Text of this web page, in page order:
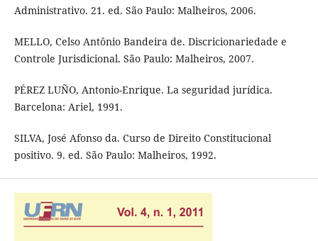
Administrativo. 21. ed. São Paulo: Malheiros, 2006.
MELLO, Celso Antônio Bandeira de. Discricionariedade e
Controle Jurisdicional. São Paulo: Malheiros, 2007.
PÉREZ LUÑO, Antonio-Enrique. La seguridad jurídica.
Barcelona: Ariel, 1991.
SILVA, José Afonso da. Curso de Direito Constitucional
positivo. 9. ed. São Paulo: Malheiros, 1992.